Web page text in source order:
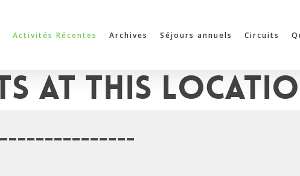
Activités Récentes Archives Séjours annuels Circuits
at this